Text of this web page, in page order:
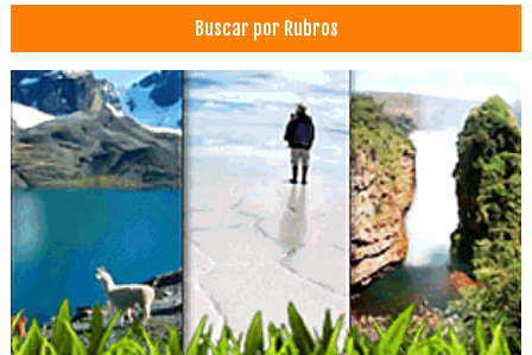
Ortodoncia
Buscar por Rubros